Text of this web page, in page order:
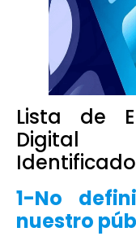
Lista de
Digital
1-No
nuestro